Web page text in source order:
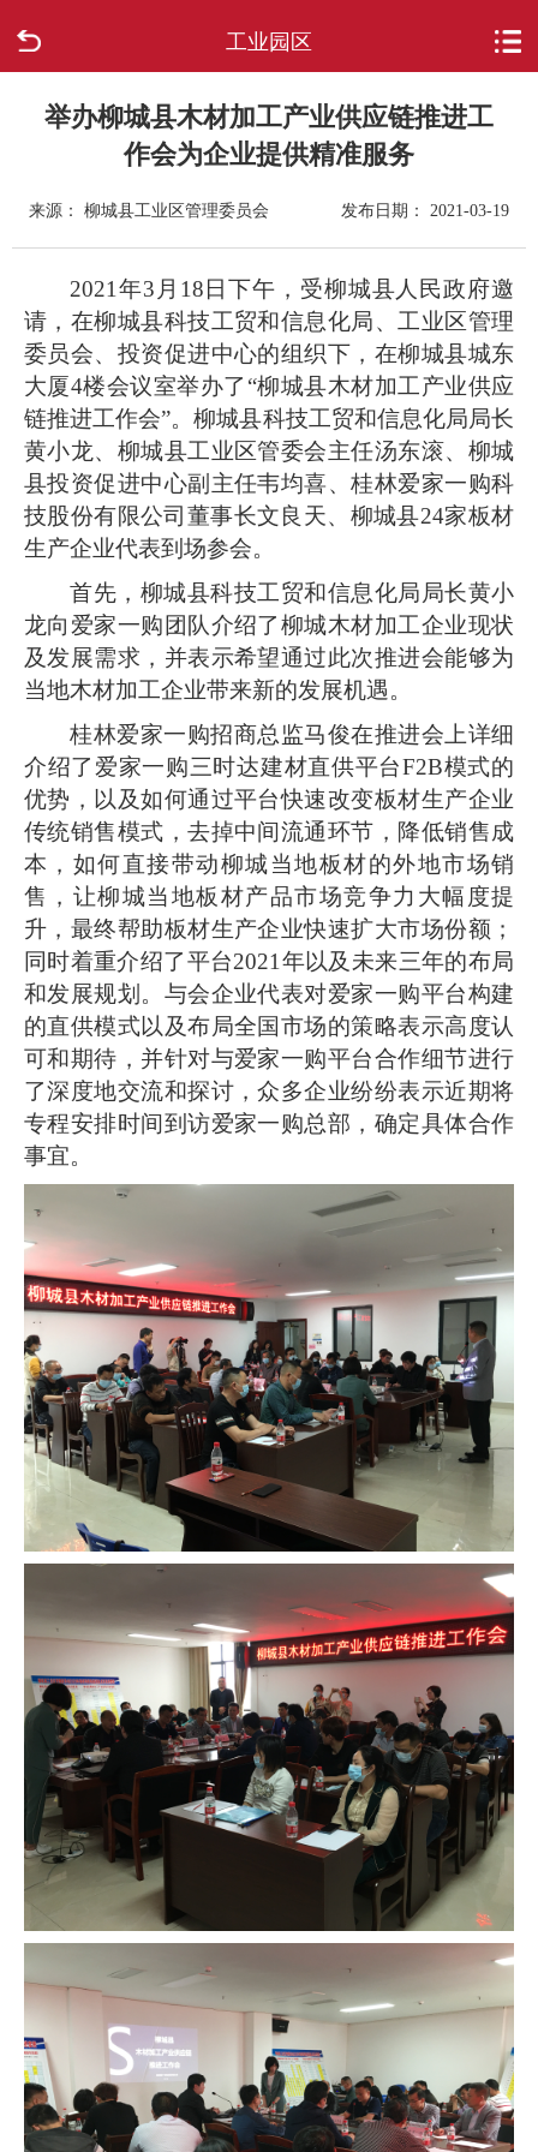
工业园区
走进柳城
政府信息公开
网上办事
互动回应
数据专题
举办柳城县木材加工产业供应链推进工
作会为企业提供精准服务
来源： 柳城县工业区管理委员会 发布日期： 2021-03-19
2021年3月18日下午，受柳城县人民政府邀
请，在柳城县科技工贸和信息化局、工业区管理
委员会、投资促进中心的组织下，在柳城县城东
大厦4楼会议室举办了“柳城县木材加工产业供应
链推进工作会”。柳城县科技工贸和信息化局局长
黄小龙、柳城县工业区管委会主任汤东滚、柳城
县投资促进中心副主任韦均喜、桂林爱家一购科
技股份有限公司董事长文良天、柳城县24家板材
生产企业代表到场参会。
首先，柳城县科技工贸和信息化局局长黄小
龙向爱家一购团队介绍了柳城木材加工企业现状
及发展需求，并表示希望通过此次推进会能够为
当地木材加工企业带来新的发展机遇。
桂林爱家一购招商总监马俊在推进会上详细
介绍了爱家一购三时达建材直供平台F2B模式的
优势，以及如何通过平台快速改变板材生产企业
传统销售模式，去掉中间流通环节，降低销售成
本，如何直接带动柳城当地板材的外地市场销
售，让柳城当地板材产品市场竞争力大幅度提
升，最终帮助板材生产企业快速扩大市场份额；
同时着重介绍了平台2021年以及未来三年的布局
和发展规划。与会企业代表对爱家一购平台构建
的直供模式以及布局全国市场的策略表示高度认
可和期待，并针对与爱家一购平台合作细节进行
了深度地交流和探讨，众多企业纷纷表示近期将
专程安排时间到访爱家一购总部，确定具体合作
事宜。